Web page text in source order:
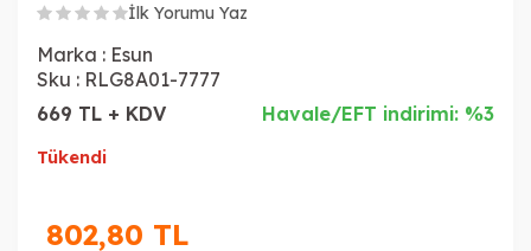
İlk Yorumu Yaz
Marka : Esun
Sku : RLG8A01-7777
669 TL + KDV
Havale/EFT indirimi: %3
Tükendi
802,80 TL